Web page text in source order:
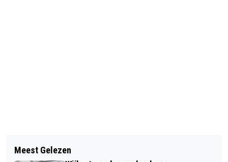
ALKMAAR VIERT ONTZET MET TAL
HERSTEL VAN WEGGESLAGEN ZAND
Meest Gelezen